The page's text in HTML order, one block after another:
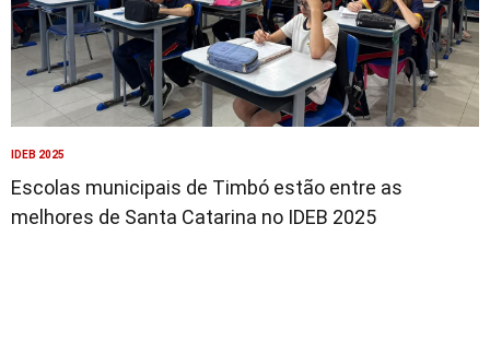
IDEB 2025
Escolas municipais de Timbó estão entre as
melhores de Santa Catarina no IDEB 2025